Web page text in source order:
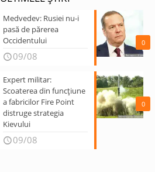
0
Medvedev: Rusiei nu-i
pasă de părerea
Occidentului
09/08
0
Expert militar:
Scoaterea din funcțiune
a fabricilor Fire Point
distruge strategia
Kievului
09/08